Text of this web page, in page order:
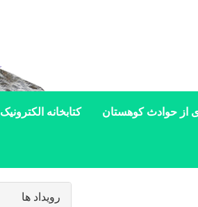
از حوادث کوهستان کتابخانه الکترونیک
رویداد ها